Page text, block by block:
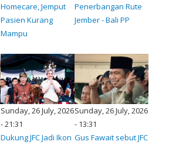
Homecare, Jemput
Pasien Kurang
Mampu
Penerbangan Rute
Jember - Bali PP
Sunday, 26 July, 2026
- 21:31
Dukung JFC Jadi Ikon
Sunday, 26 July, 2026
- 13:31
Gus Fawait sebut JFC